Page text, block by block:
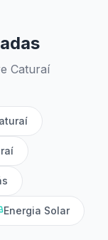
Caturaí
Energia Solar